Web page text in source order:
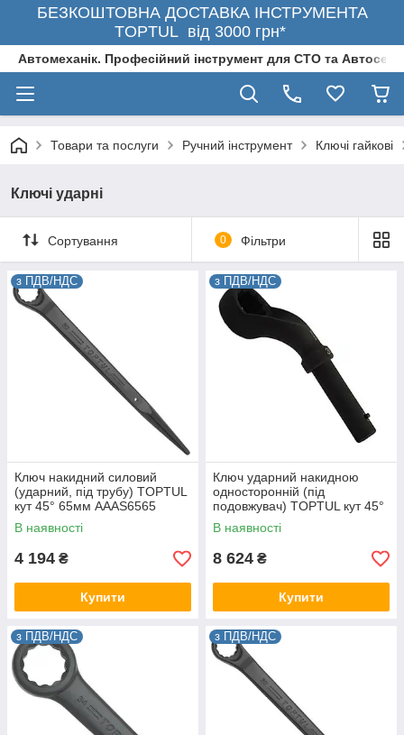
БЕЗКОШТОВНА ДОСТАВКА ІНСТРУМЕНТА
TOPTUL від 3000 грн*
Автомеханік. Професійний інструмент для СТО та
Товари та послуги Ручний інструмент Ключі гайкові
Ключі ударні
Сортування 0 Фільтри
з ПДВ/НДС
Ключ накидний силовий
(ударний, під трубу) TOPTUL
кут 45° 65мм AAAS6565
В наявності
4 194 ₴
Купити
з ПДВ/НДС
Ключ ударний накидною
односторонній (під
подовжувач) TOPTUL кут 45°
90мм AAAV9090
В наявності
8 624 ₴
Купити
з ПДВ/НДС з ПДВ/НДС